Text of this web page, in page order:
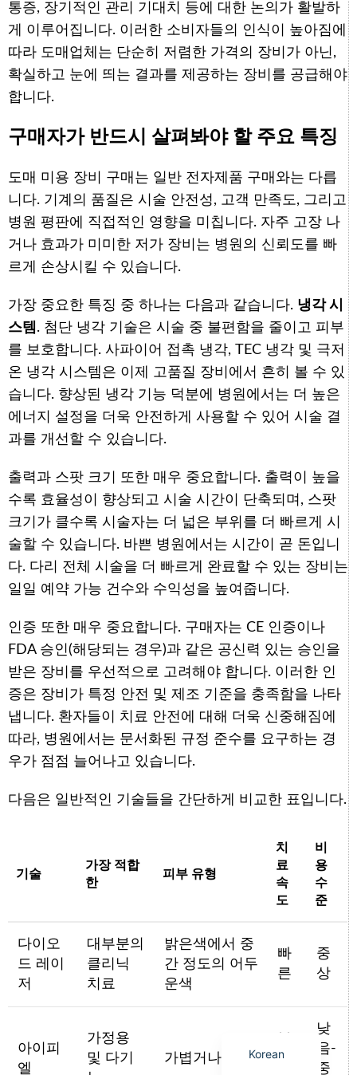
통증, 장기적인 관리 기대치 등에 대한 논의가 활발하
게 이루어집니다. 이러한 소비자들의 인식이 높아짐에
따라 도매업체는 단순히 저렴한 가격의 장비가 아닌,
확실하고 눈에 띄는 결과를 제공하는 장비를 공급해야
합니다.
구매자가 반드시 살펴봐야 할 주요 특징
도매 미용 장비 구매는 일반 전자제품 구매와는 다릅
니다. 기계의 품질은 시술 안전성, 고객 만족도, 그리고
병원 평판에 직접적인 영향을 미칩니다. 자주 고장 나
거나 효과가 미미한 저가 장비는 병원의 신뢰도를 빠
르게 손상시킬 수 있습니다.
가장 중요한 특징 중 하나는 다음과 같습니다. 냉각 시
스템 . 첨단 냉각 기술은 시술 중 불편함을 줄이고 피부
를 보호합니다. 사파이어 접촉 냉각, TEC 냉각 및 극저
온 냉각 시스템은 이제 고품질 장비에서 흔히 볼 수 있
습니다. 향상된 냉각 기능 덕분에 병원에서는 더 높은
에너지 설정을 더욱 안전하게 사용할 수 있어 시술 결
과를 개선할 수 있습니다.
출력과 스팟 크기 또한 매우 중요합니다. 출력이 높을
수록 효율성이 향상되고 시술 시간이 단축되며, 스팟
크기가 클수록 시술자는 더 넓은 부위를 더 빠르게 시
술할 수 있습니다. 바쁜 병원에서는 시간이 곧 돈입니
다. 다리 전체 시술을 더 빠르게 완료할 수 있는 장비는
일일 예약 가능 건수와 수익성을 높여줍니다.
인증 또한 매우 중요합니다. 구매자는 CE 인증이나
FDA 승인(해당되는 경우)과 같은 공신력 있는 승인을
받은 장비를 우선적으로 고려해야 합니다. 이러한 인
증은 장비가 특정 안전 및 제조 기준을 충족함을 나타
냅니다. 환자들이 치료 안전에 대해 더욱 신중해짐에
따라, 병원에서는 문서화된 규정 준수를 요구하는 경
우가 점점 늘어나고 있습니다.
다음은 일반적인 기술들을 간단하게 비교한 표입니다.
기술
가장 적합
한
피부 유형
치
료
속
도
비
용
수
준
다이오
드 레이
저
대부분의
클리닉
치료
밝은색에서 중
간 정도의 어두
운색
빠
른
중
상
아이피
엘
가정용
및 다기
가볍거나 중간
통
낮
음-
중
Korean
French
Russian
Japanese
German
Italian